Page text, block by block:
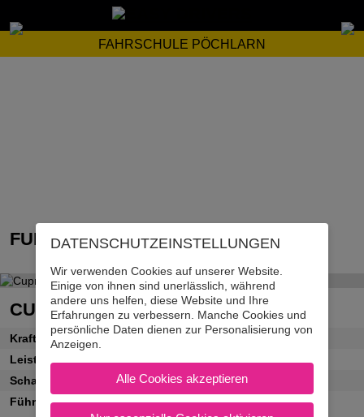
FAHRSCHULE PÖCHLARN
FUHRPARK
CUPRA LEON
Kraftstoff
Leistung
Schaltung
Schaltgetriebe
Führerscheinklassen
B
DATENSCHUTZ­EINSTELLUNGEN
Wir verwenden Cookies auf unserer Website.
Einige von ihnen sind unerlässlich, während
andere uns helfen, diese Website und Ihre
Erfahrungen zu verbessern. Manche Cookies und
persönliche Daten dienen zur Personalisierung von
Anzeigen.
Alle Cookies akzeptieren